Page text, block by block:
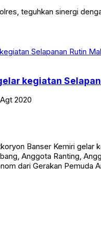
teguhkan sinergi
kegiatan
2020
Banser Kemiri gelar
Anggota Ranting,
dari Gerakan Pemuda